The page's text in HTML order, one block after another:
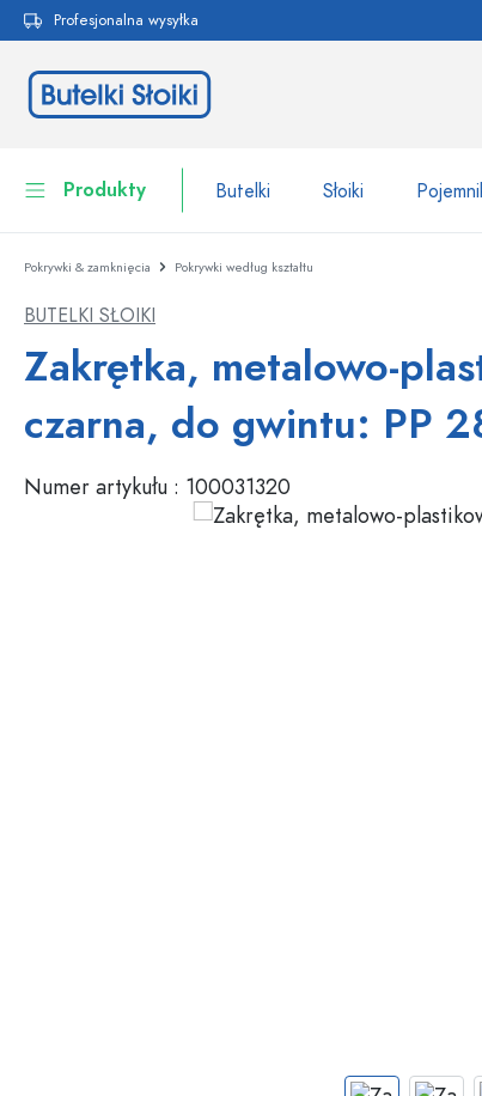
Przejdź do głównej nawigacji
Profesjonalna wysyłka
Produkty Butelki Słoiki
Butelki
Pojemniki na żywność
Naczynia
Opakowania kosmetyczne
Butelki według marki
Butelki WECK
Butelki z klipsem
Butelki szklane
Pokrywki & zamknięcia Pokrywki według kształtu
BUTELKI SŁOIKI
Zakrętka, metalowo-
czarna, do gwintu: PP
Numer artykułu : 100031320